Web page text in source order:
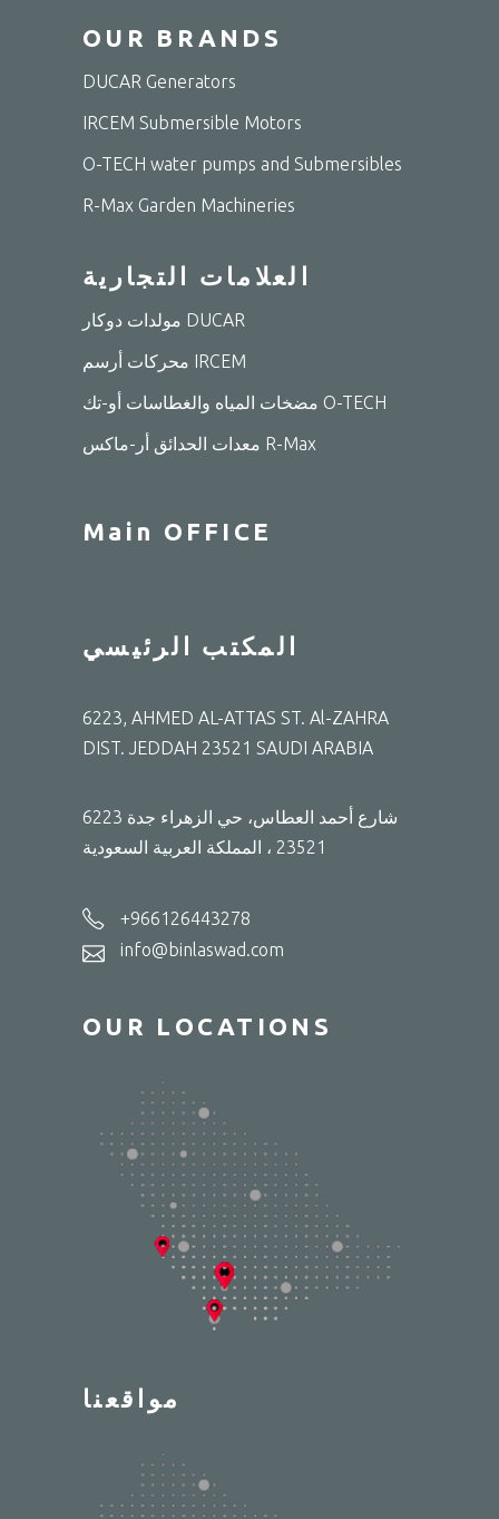
OUR BRANDS
DUCAR Generators
IRCEM Submersible Motors
O-TECH water pumps and Submersibles
R-Max Garden Machineries
العلامات التجارية
مولدات دوكار DUCAR
محركات أرسم IRCEM
مضخات المياه والغطاسات أو-تك O-TECH
معدات الحدائق أر-ماكس R-Max
Main OFFICE
المكتب الرئيسي
6223, AHMED AL-ATTAS ST. Al-ZAHRA
DIST. JEDDAH 23521 SAUDI ARABIA
6223 شارع أحمد العطاس، حي الزهراء جدة
23521 ، المملكة العربية السعودية
+966126443278
info@binlaswad.com
OUR LOCATIONS
مواقعنا